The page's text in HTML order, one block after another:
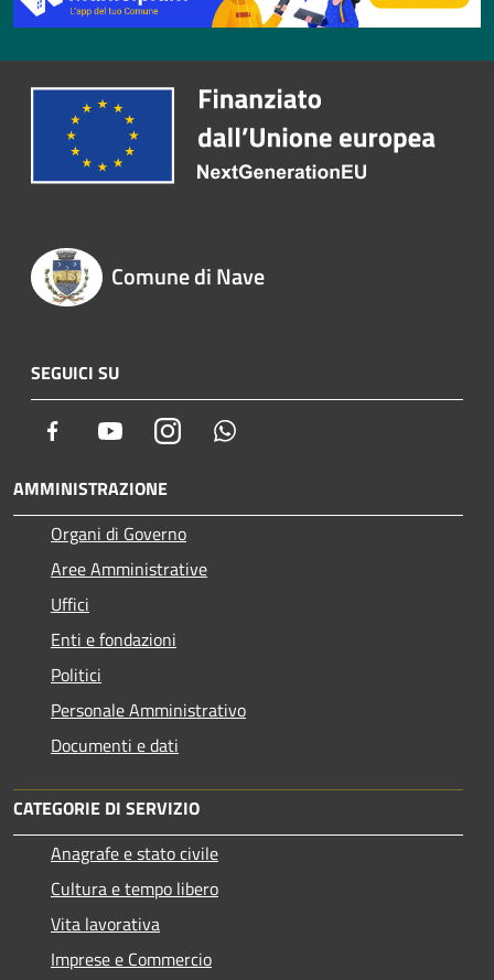
Comune di Nave
SEGUICI SU
Facebook YoutubeInstagram
AMMINISTRAZIONE
Organi di Governo
Aree Amministrative
Uffici
Enti e fondazioni
Politici
Personale Amministrativo
Documenti e dati
CATEGORIE DI SERVIZIO
Anagrafe e stato civile
Cultura e tempo libero
Vita lavorativa
Imprese e Commercio